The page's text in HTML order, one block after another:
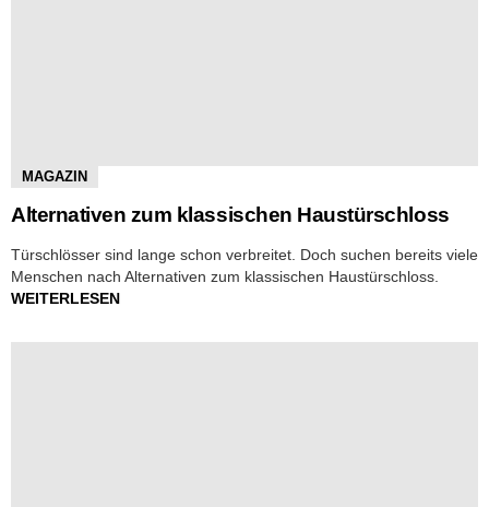
MAGAZIN
Alternativen zum klassischen Haustürschloss
Türschlösser sind lange schon verbreitet. Doch suchen bereits viele
Menschen nach Alternativen zum klassischen Haustürschloss.
WEITERLESEN